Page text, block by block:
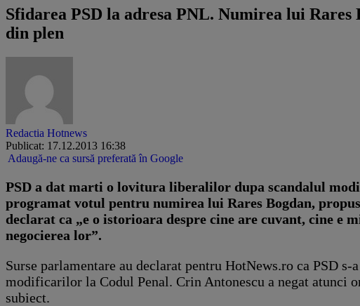
Sfidarea PSD la adresa PNL. Numirea lui
din plen
Redactia Hotnews
Publicat: 17.12.2013 16:38
Adaugă-ne ca sursă preferată în Google
PSD a dat marti o lovitura liberalilor dupa scandalul
programat votul pentru numirea lui Rares Bogdan,
declarat ca „e o istorioara despre cine are cuvant, cine e
negocierea lor”.
Surse parlamentare au declarat pentru HotNews.ro ca PSD
modificarilor la Codul Penal. Crin Antonescu a negat atunci
subiect.